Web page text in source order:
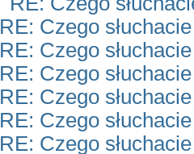
RE: Czego
RE: Czego
RE: Czego
RE: Czego
RE: Czego
RE: Czego